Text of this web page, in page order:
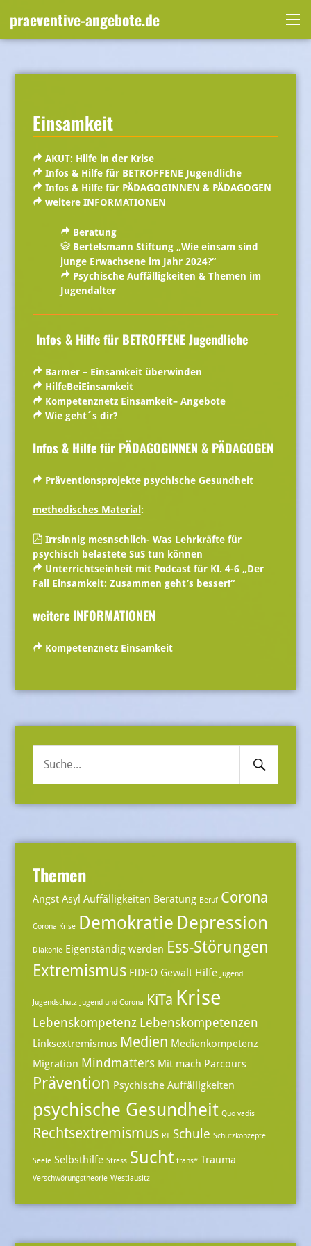
praeventive-angebote.de
Einsamkeit
AKUT: Hilfe in der Krise
Infos & Hilfe für BETROFFENE Jugendliche
Infos & Hilfe für PÄDAGOGINNEN & PÄDAGOGEN
weitere INFORMATIONEN
Beratung
Bertelsmann Stiftung „Wie einsam sind
junge Erwachsene im Jahr 2024?“
Psychische Auffälligkeiten & Themen im
Jugendalter
Infos & Hilfe für BETROFFENE Jugendliche
Barmer – Einsamkeit überwinden
HilfeBeiEinsamkeit
Kompetenznetz Einsamkeit– Angebote
Wie geht´s dir?
Infos & Hilfe für PÄDAGOGINNEN & PÄDAGOGEN
Präventionsprojekte psychische Gesundheit
methodisches Material :
Irrsinnig mesnschlich- Was Lehrkräfte für
psychisch belastete SuS tun können
Unterrichtseinheit mit Podcast für Kl. 4-6 „Der
Fall Einsamkeit: Zusammen geht’s besser!“
weitere INFORMATIONEN
Kompetenznetz Einsamkeit
Suche
Search
Submit
Themen
Angst Asyl Auffälligkeiten Beratung Beruf Corona
Corona Krise Demokratie Depression
Diakonie Eigenständig werden Ess-Störungen
Extremismus FIDEO Gewalt Hilfe Jugend
Jugendschutz Jugend und Corona KiTa Krise
Lebenskompetenz Lebenskompetenzen
Linksextremismus Medien Medienkompetenz
Migration Mindmatters Mit mach Parcours
Prävention Psychische Auffälligkeiten
psychische Gesundheit Quo vadis
Rechtsextremismus RT Schule Schutzkonzepte
Seele Selbsthilfe Stress Sucht trans* Trauma
Verschwörungstheorie Westlausitz